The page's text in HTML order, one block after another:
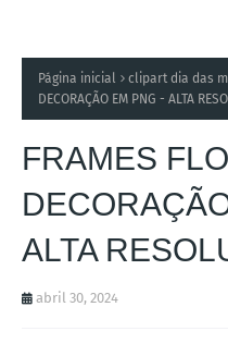
Página inicial clipart dia das
DECORAÇÃO EM PNG - ALTA
FRAMES
ALTA
abril 30, 2024